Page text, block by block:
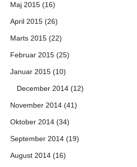
Maj 2015 (16)
April 2015 (26)
Marts 2015 (22)
Februar 2015 (25)
Januar 2015 (10)
December 2014 (12)
November 2014 (41)
Oktober 2014 (34)
September 2014 (19)
August 2014 (16)